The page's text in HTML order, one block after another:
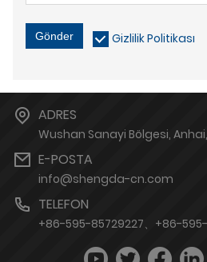
Gönder Gizlilik Politikası
ADRES
Wushan Sanayi Bölgesi,
E-POSTA
info@shengda-cn.com
TELEFON
+86-595-85729227、+86-